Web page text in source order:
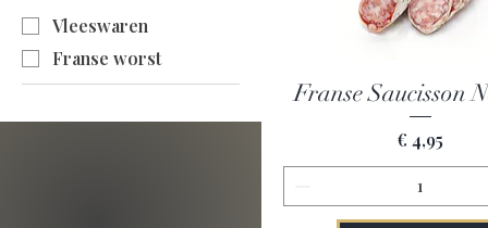
Vleeswaren
Franse worst
Snel overzicht
Franse Saucisson
Prijs
€ 4,95